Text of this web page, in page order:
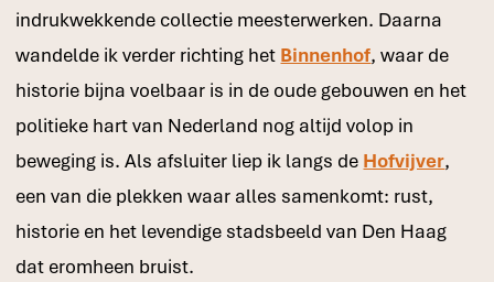
indrukwekkende collectie meesterwerken. Daarna
wandelde ik verder richting het Binnenhof, waar de
historie bijna voelbaar is in de oude gebouwen en het
politieke hart van Nederland nog altijd volop in
beweging is. Als afsluiter liep ik langs de Hofvijver,
een van die plekken waar alles samenkomt: rust,
historie en het levendige stadsbeeld van Den Haag
dat eromheen bruist.